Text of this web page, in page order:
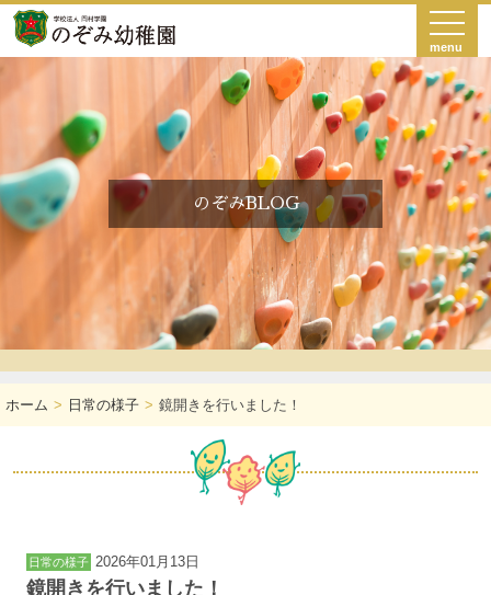
menu
のぞみBLOG
ホーム 日常の様子 鏡開きを行いました！
日常の様子 2026年01月13日
鏡開きを行いました！